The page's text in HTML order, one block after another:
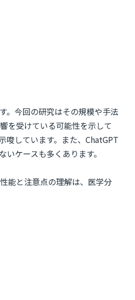
。今回の研究はその規模や手法
を受けている可能性を示して
唆しています。また、ChatGPT
ケースも多くあります。
能と注意点の理解は、医学分